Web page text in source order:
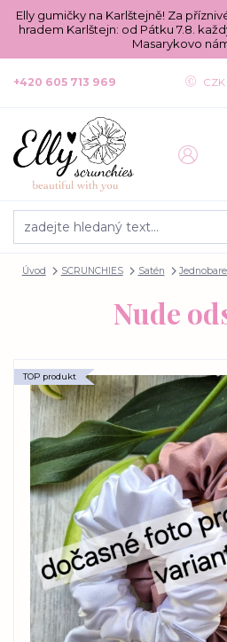
Elly gumičky na Karlštejně! Za
hradem Karlštejn: od Pátku 7.8.
Masarykovo
CZK
+420 605 713 969
Úvod SCRUNCHIES Satén
Nude
TOP produkt